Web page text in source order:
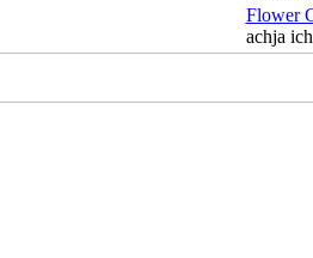
Flower
achja